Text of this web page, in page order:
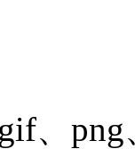
、